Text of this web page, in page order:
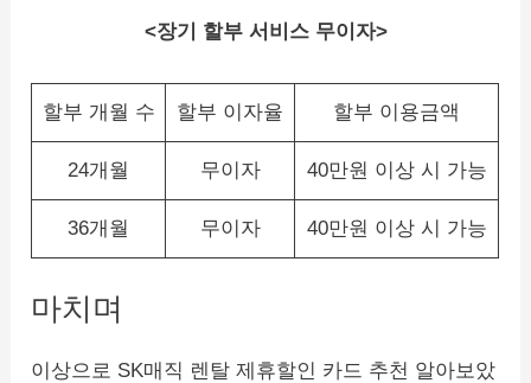
<장기 할부 서비스 무이자>
할부 개월 수 할부 이자율 할부 이용금액
24개월 무이자 40만원 이상 시 가능
36개월 무이자 40만원 이상 시 가능
마치며
이상으로 SK매직 렌탈 제휴할인 카드 추천 알아보았